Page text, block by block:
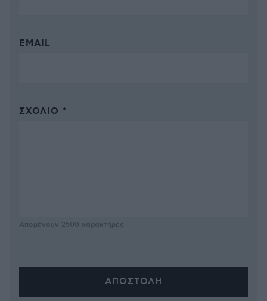
EMAIL
ΣΧΌΛΙΟ *
Απομένουν 2500 χαρακτήρες